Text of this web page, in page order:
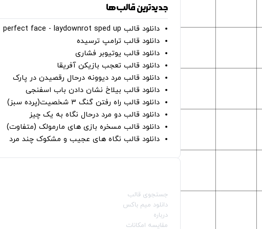
جدیدترین قالب‌ها
دانلود قالب perfect face - laydownrot sped up
دانلود قالب ترامپ ترسیده
دانلود قالب یوتیوبر فشاری
دانلود قالب تعجب بازیکن آفریقا
دانلود قالب مرد دیوونه درحال رقصیدن در پارک
دانلود قالب بیلاخ نشان دادن باب اسفنجی
دانلود قالب راه رفتن گنگ ۳ شخصیت(پرده سبز)
دانلود قالب دو مرد درحال نگاه به یک چیز
دانلود قالب مسخره بازی های مارمولک (متفاوت)
دانلود قالب نگاه های عجیب و مشکوک چند مرد
جستجوی قالب
دانلود میم باکس
درباره
مقایسه امکانات